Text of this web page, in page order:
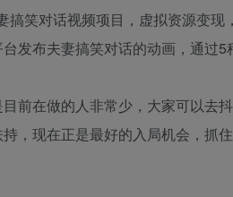
搞笑对话视频项目，虚拟资源变
发布夫妻搞笑对话的动画，通过
前在做的人非常少，大家可以去
，现在正是最好的入局机会，抓住